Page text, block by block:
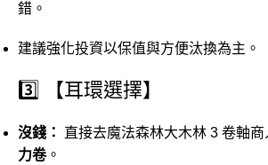
錯。
建議強化投資以保值與方便汰換為主。
3️⃣ 【耳環選擇】
沒錢： 直接去魔法森林大木林 3 卷軸商
力卷。